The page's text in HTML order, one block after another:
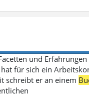
und
für sich ein
schreibt er an einem